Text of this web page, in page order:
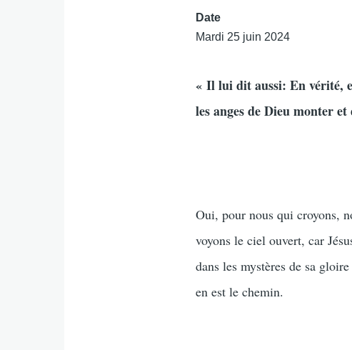
Date
Mardi 25 juin 2024
« Il lui dit aussi: En vérité,
les anges de Dieu monter
Oui, pour nous qui croyons,
voyons le ciel ouvert, car
dans les mystères de sa
en est le chemin.